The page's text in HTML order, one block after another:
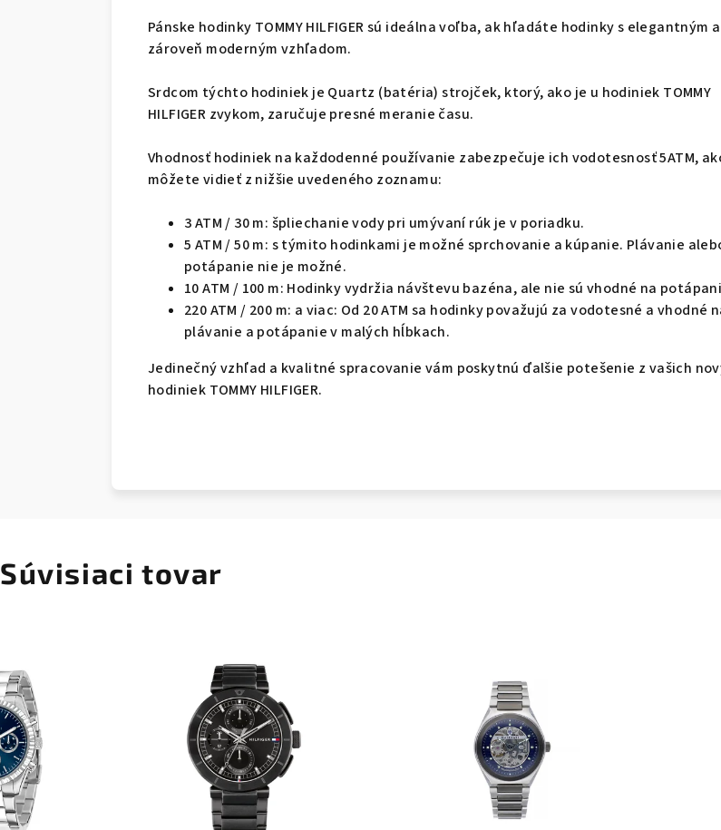
Pánske hodinky TOMMY HILFIGER sú ideálna voľba, ak hľadáte hodinky s elegantným a
zároveň moderným vzhľadom.
Srdcom týchto hodiniek je Quartz (batéria) strojček, ktorý, ako je u hodiniek TOMMY
HILFIGER zvykom, zaručuje presné meranie času.
Vhodnosť hodiniek na každodenné používanie zabezpečuje ich vodotesnosť 5ATM,
môžete vidieť z nižšie uvedeného zoznamu:
3 ATM / 30 m: špliechanie vody pri umývaní rúk je v poriadku.
5 ATM / 50 m: s týmito hodinkami je možné sprchovanie a kúpanie. Plávanie
potápanie nie je možné.
10 ATM / 100 m: Hodinky vydržia návštevu bazéna, ale nie sú vhodné na
220 ATM / 200 m: a viac: Od 20 ATM sa hodinky považujú za vodotesné a vhodné
plávanie a potápanie v malých hĺbkach.
Jedinečný vzhľad a kvalitné spracovanie vám poskytnú ďalšie potešenie z vašich
hodiniek TOMMY HILFIGER.
Súvisiaci tovar